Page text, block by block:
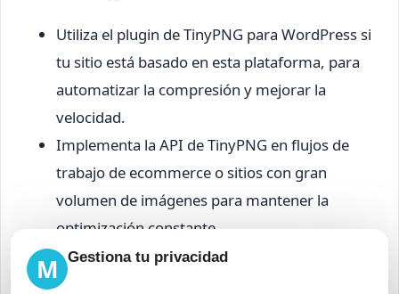
Utiliza el plugin de TinyPNG para WordPress si
tu sitio está basado en esta plataforma, para
automatizar la compresión y mejorar la
velocidad.
Implementa la API de TinyPNG en flujos de
trabajo de ecommerce o sitios con gran
volumen de imágenes para mantener la
optimización constante.
Aprovecha la conversión a WebP para
maximizar la reducción de tamaño sin perder
M Gestiona tu privacidad